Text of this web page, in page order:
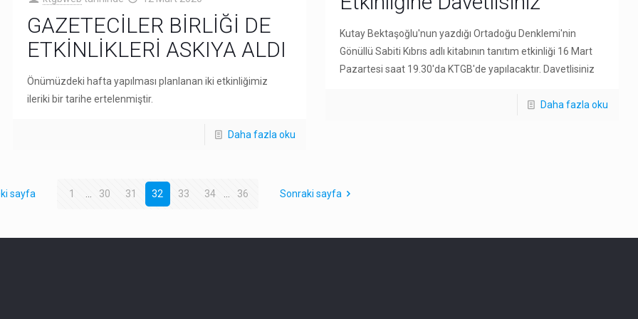
GAZETECİLER BİRLİĞİ DE
ETKİNLİKLERİ ASKIYA ALDI
Önümüzdeki hafta yapılması planlanan iki etkinliğimiz
ileriki bir tarihe ertelenmiştir.
Daha fazla oku
Kutay Bektaşoğlu'nun yazdığı Ortadoğu Denklemi'nin
Gönüllü Sabiti Kıbrıs adlı kitabının tanıtım etkinliği 16 Mart
Pazartesi saat 19.30'da KTGB'de yapılacaktır. Davetlisiniz
Daha fazla oku
sayfa 1 30 31 32 33 34 36 Sonraki sayfa